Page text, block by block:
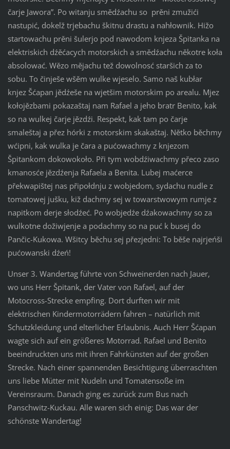
čarje Jawora”. Po witanju smědźachu so prěni zmužići
nastupić, dokelž trjebachu škitnu drastu a nahłownik. Hižo
startowachu prěni šulerjo pod nawodom knjeza Špitanka na
elektriskich dźěćacych motorskich a smědźachu někotre koła
absolować. Wězo mějachu tež dowolnosć staršich za to
sobu. To činješe wšěm wulke wjeselo. Samo naš kubłar
knjez Šćapan jědźeše na wjetšim motorskim po arealu. Mjez
kołojězbami pokazaštaj nam Rafael a jeho bratr Benito, kak
so na wulkej čarje jězdźi. Respekt, kak tam po čarje
smaleštaj a přez hórki z motorskim skakaštaj. Nětko běchmy
wćipni, kak wulka je čara a pućowachmy z knjezom
Špitankom dokowokoło. Při tym wobdźiwachmy přeco zaso
kmanosće jězdźenja Rafaela a Benita. Lubej maćerce
překwapištej nas připołdnju z wobjedom, sydachu nudle z
tomatowej jušku, kiž dachmy sej w towarstwowym rumje z
napitkom derje słodźeć. Po wobjedźe dźakowachmy so za
wulkotne dožiwjenje a podachmy so na puć k busej do
Pančic-Kukowa. Wšitcy běchu sej přezjedni: To běše najrjeńši
pućowanski dźeń!
Unser 3. Wandertag führte von Schweinerden nach Jauer,
wo uns Herr Špitank, der Vater von Rafael, auf der
Motocross-Strecke empfing. Dort durften wir mit
elektrischen Kindermotorrädern fahren – natürlich mit
Schutzkleidung und elterlicher Erlaubnis. Auch Herr Šćapan
wagte sich auf ein größeres Motorrad. Rafael und Benito
beeindruckten uns mit ihren Fahrkünsten auf der großen
Strecke. Nach einer spannenden Besichtigung überraschten
uns liebe Mütter mit Nudeln und Tomatensoße im
Vereinsraum. Danach ging es zurück zum Bus nach
Panschwitz-Kuckau. Alle waren sich einig: Das war der
schönste Wandertag!